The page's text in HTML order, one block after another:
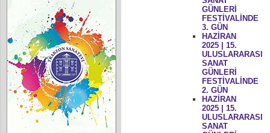
GÜNLERİ
FESTİVALİNDE
3. GÜN
HAZİRAN
2025 | 15.
ULUSLARARASI
SANAT
GÜNLERİ
FESTİVALİNDE
2. GÜN
HAZİRAN
2025 | 15.
ULUSLARARASI
SANAT